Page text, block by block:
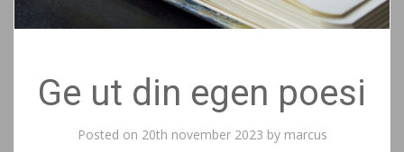
Ge ut din egen poesi
Posted on 20th november 2023 by marcus